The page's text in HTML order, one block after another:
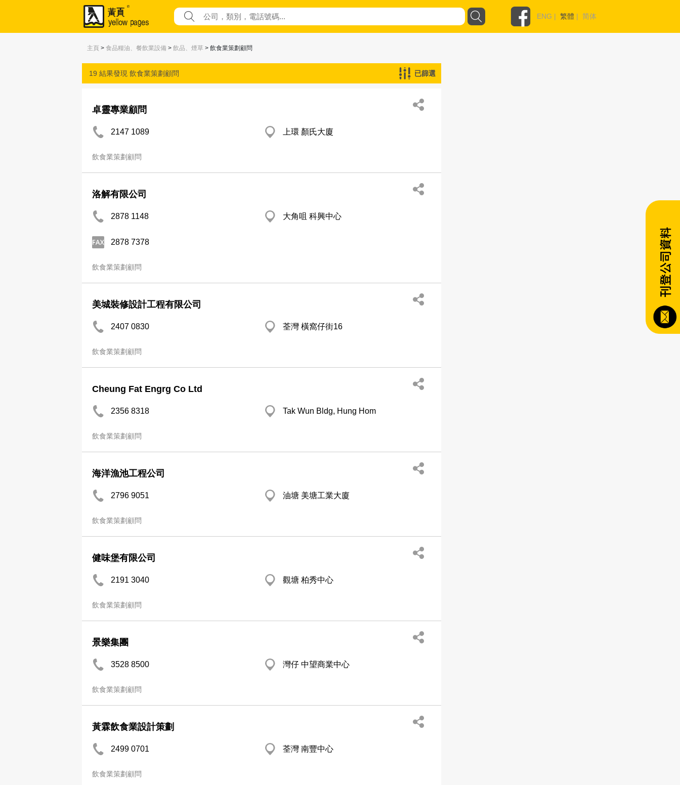
ENG | 繁體 | 简体
主頁 > 食品糧油、餐飲業設備 > 飲品、煙草 > 飲食業策劃顧問
19 結果發現 飲食業策劃顧問 已篩選
卓靈專業顧問
2147 1089 上環 顏氏大廈
飲食業策劃顧問
洛解有限公司
2878 1148 大角咀 科興中心
2878 7378
飲食業策劃顧問
美城裝修設計工程有限公司
2407 0830 荃灣 橫窩仔街16
飲食業策劃顧問
Cheung Fat Engrg Co Ltd
2356 8318 Tak Wun Bldg, Hung Hom
飲食業策劃顧問
海洋漁池工程公司
2796 9051 油塘 美塘工業大廈
飲食業策劃顧問
健味堡有限公司
2191 3040 觀塘 柏秀中心
飲食業策劃顧問
景樂集團
3528 8500 灣仔 中望商業中心
飲食業策劃顧問
黃霖飲食業設計策劃
2499 0701 荃灣 南豐中心
飲食業策劃顧問